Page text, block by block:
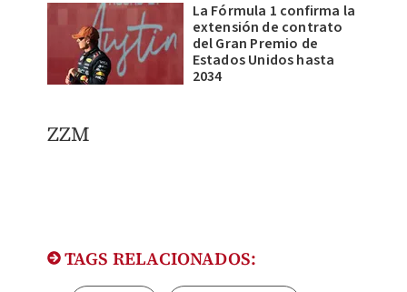
La Fórmula 1 confirma la
extensión de contrato
del Gran Premio de
Estados Unidos hasta
2034
ZZM
TAGS RELACIONADOS: